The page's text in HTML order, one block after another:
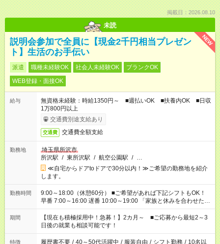
掲載日：2026.08.10
未読
NEW
説明会参加で全員に【現金2千円相当プレゼン
ト】生活のお手伝い
派遣 職種未経験OK 社会人未経験OK
ブランクOK
WEB登録・面接OK
給与
無資格未経験：時給1350円～ ■週払いOK ■扶養内OK ■日収
1万800円以上
交通費別途支給あり
交通費 交通費全額支給
勤務地
埼玉県所沢市
所沢駅 / 東所沢駅 / 航空公園駅 / …
≪自宅からドアtoドアで30分以内！≫ご希望の勤務地を紹介
します。
勤務時間
9:00～18:00（休憩60分） ■ご希望があれば下記シフトもOK！
早番 7:00～16:00 遅番 10:00～19:00 「家族と休みを合わせた
い」 「余裕を持って夕飯の準備がしたい」 「できれば残業はし
たくない」 など、ご希望を教えてくださいね。 ※Wワーク希望
の方へ 今ご覧のお仕事で希望する勤務時間と、もう1つのお仕事
の勤務時間。 合計で週40時間を超える場合は応募できません。
期間
【現在も積極採用中！急募！】2カ月～ ■ご応募から最短2～3
日後の就業も相談可能です！
特徴 履歴書不要 / 40～50代活躍中 / 服装自由 / シフト勤務 / 10名以